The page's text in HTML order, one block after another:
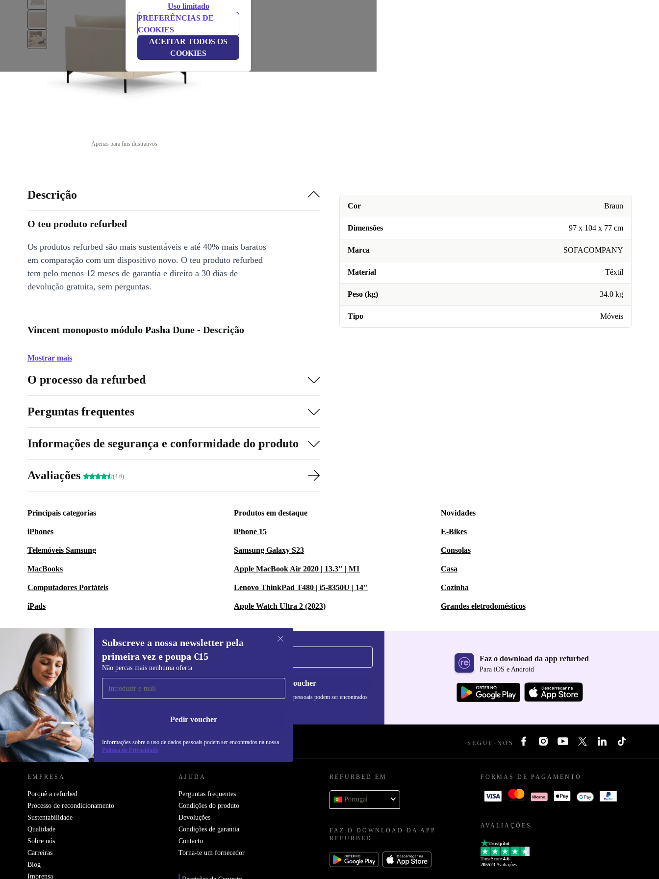
Uso limitado
PREFERÊNCIAS DE
COOKIES
ACEITAR TODOS OS
COOKIES
Apenas para fins ilustrativos
Cor Braun
Dimensões 97 x 104 x 77 cm
Marca SOFACOMPANY
Material Têxtil
Peso (kg) 34.0 kg
Tipo Móveis
Descrição
O teu produto refurbed
Os produtos refurbed são mais sustentáveis e até 40% mais baratos
em comparação com um dispositivo novo. O teu produto refurbed
tem pelo menos 12 meses de garantia e direito a 30 dias de
devolução gratuita, sem perguntas.
Vincent monoposto módulo Pasha Dune - Descrição
Mostrar mais
O processo da refurbed
Perguntas frequentes
Informações de segurança e conformidade do produto
Avaliações (4.6)
Principais categorias
iPhones
Telemóveis Samsung
MacBooks
Computadores Portáteis
iPads
Produtos em destaque
iPhone 15
Samsung Galaxy S23
Apple MacBook Air 2020 | 13.3" | M1
Lenovo ThinkPad T480 | i5-8350U | 14"
Apple Watch Ultra 2 (2023)
Novidades
E-Bikes
Consolas
Casa
Cozinha
Grandes eletrodomésticos
Subscreve a nossa newsletter pela
primeira vez e poupa €15
Não percas mais nenhuma oferta
Pedir voucher
Informações sobre o uso de dados pessoais podem ser encontrados na nossa
Política de Privacidade
Subscreve a nossa newsletter pela
primeira vez e poupa 15€!
Não percas mais nenhuma oferta.
Pedir voucher
Informações sobre o uso de dados pessoais podem ser encontrados
Faz o download da app refurbed
Para iOS e Android
REFURBED PORTUGAL - RETHINK NEW. SEGUE-NOS
EMPRESA
Porquê a refurbed
Processo de recondicionamento
Sustentabilidade
Qualidade
Sobre nós
Carreiras
Blog
Imprensa
AJUDA
Perguntas frequentes
Condições do produto
Devoluções
Condições de garantia
Contacto
Torna-te um fornecedor
REFURBED EM
Portugal
FAZ O DOWNLOAD DA APP
REFURBED
FORMAS DE PAGAMENTO
AVALIAÇÕES
Trustpilot
TrustScore 4.6
205523 Avaliações